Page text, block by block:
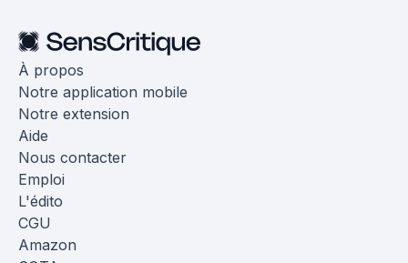
À propos
Notre application mobile
Notre extension
Aide
Nous contacter
Emploi
L'édito
CGU
Amazon